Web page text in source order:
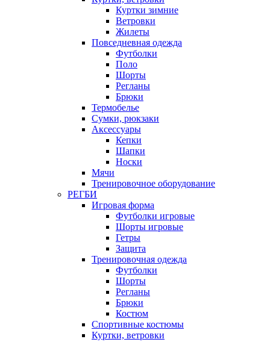
Куртки зимние
Ветровки
Жилеты
Повседневная одежда
Футболки
Поло
Шорты
Регланы
Брюки
Термобелье
Сумки, рюкзаки
Аксессуары
Кепки
Шапки
Носки
Мячи
Тренировочное оборудование
РЕГБИ
Игровая форма
Футболки игровые
Шорты игровые
Гетры
Защита
Тренировочная одежда
Футболки
Шорты
Регланы
Брюки
Костюм
Спортивные костюмы
Куртки, ветровки